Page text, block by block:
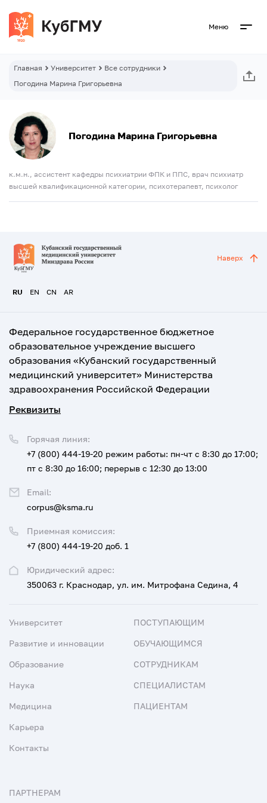
Меню
Главная Университет
Все сотрудники
Погодина Марина Григорьевна
Погодина Марина Григорьевна
к.м.н., ассистент кафедры психиатрии ФПК и ППС, врач психиатр
высшей квалификационной категории, психотерапевт, психолог
RU EN CN AR
Наверх
Федеральное государственное бюджетное
образовательное учреждение высшего
образования «Кубанский государственный
медицинский университет» Министерства
здравоохранения Российской Федерации
Реквизиты
Юридический адрес:
350063 г. Краснодар, ул. им. Митрофана Седина, 4
Приемная комиссия:
+7 (800) 444-19-20 доб. 1
Горячая линия:
+7 (800) 444-19-20 режим работы: пн-чт с 8:30 до 17:00;
пт с 8:30 до 16:00; перерыв с 12:30 до 13:00
Email:
corpus@ksma.ru
Университет
Развитие и инновации
Образование
Наука
Медицина
Карьера
Контакты
ПОСТУПАЮЩИМ
ОБУЧАЮЩИМСЯ
СОТРУДНИКАМ
СПЕЦИАЛИСТАМ
ПАЦИЕНТАМ
ПАРТНЕРАМ